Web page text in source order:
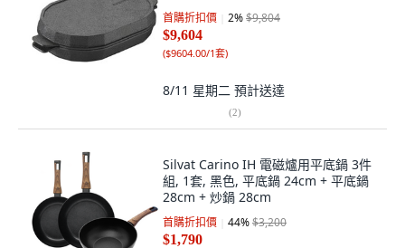
首購折扣價 2%$9,804
$9,604
($9604.00/1套)
8/11 星期二 預計送達
(2)
Silvat Carino IH 電磁爐用平底鍋 3件
組, 1套, 黑色, 平底鍋 24cm + 平底鍋
28cm + 炒鍋 28cm
首購折扣價 44%$3,200
$1,790